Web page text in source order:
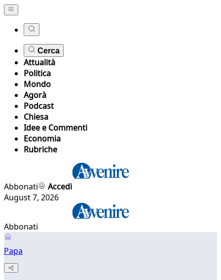
Cerca
Attualità
Politica
Mondo
Agorà
Podcast
Chiesa
Idee e Commenti
Economia
Rubriche
Abbonati
Accedi
August 7, 2026
Abbonati
Papa